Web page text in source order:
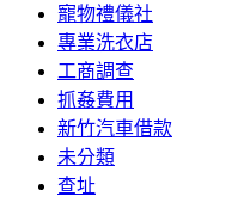
寵物禮儀社
專業洗衣店
工商調查
抓姦費用
新竹汽車借款
未分類
查址